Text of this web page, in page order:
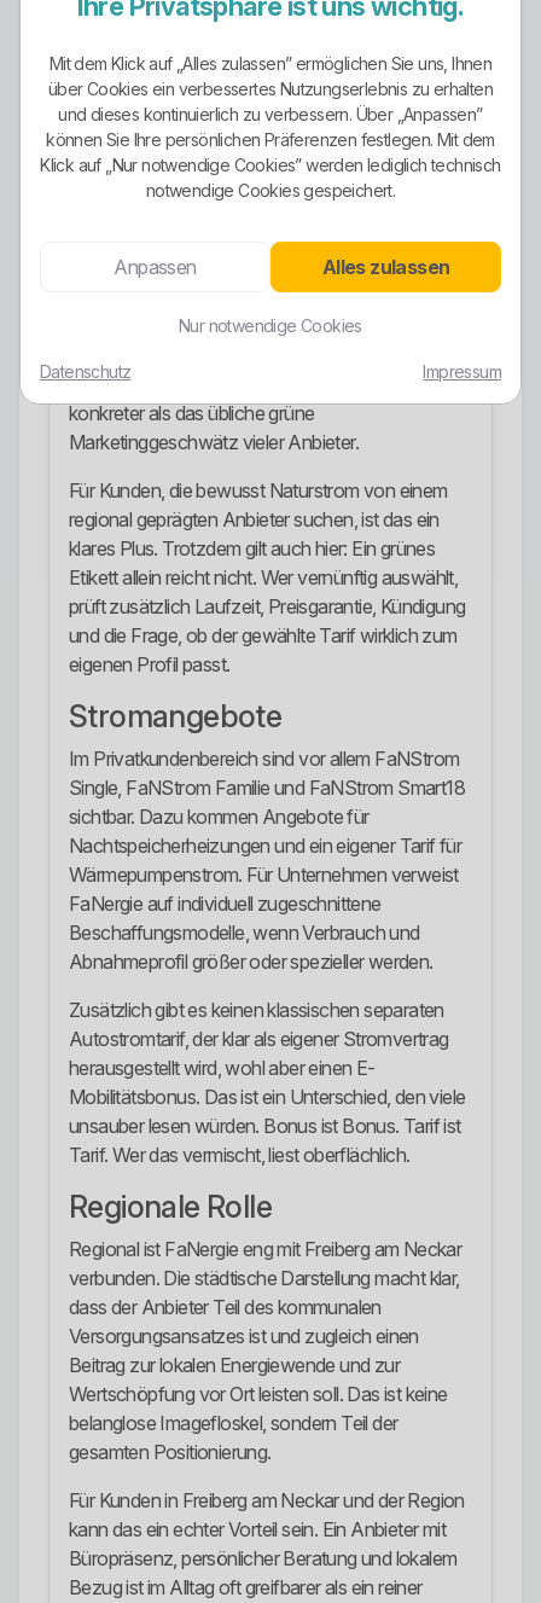
Genau hier liegt aber auch der kritische Punkt:
Mehr Tarifnamen bedeuten nicht automatisch
besseren Einkauf. Wer nicht sauber prüft, welcher
Tarif wirklich zum eigenen Verbrauch passt, wählt
schnell den falschen Vertrag aus Bequemlichkeit.
Ökostrom-Ausrichtung
Die Ökostrom-Ausrichtung ist einer der stärkeren
Punkte dieses Anbieters. FaNergie bewirbt
FaNStrom ausdrücklich als 100 Prozent
Wasserkraft und damit als reinen Naturstrom.
als reines Naturproduktportfolio. Das ist deutlich
konkreter als das übliche grüne
Marketinggeschwätz vieler Anbieter.
Für Kunden, die bewusst Naturstrom von einem
regional geprägten Anbieter suchen, ist das ein
klares Plus. Trotzdem gilt auch hier: Ein grünes
Etikett allein reicht nicht. Wer vernünftig auswählt,
prüft zusätzlich Laufzeit, Preisgarantie, Kündigung
und die Frage, ob der gewählte Tarif wirklich zum
eigenen Profil passt.
Stromangebote
Im Privatkundenbereich sind vor allem FaNStrom
Single, FaNStrom Familie und FaNStrom Smart18
sichtbar. Dazu kommen Angebote für
Nachtspeicherheizungen und ein eigener Tarif für
Wärmepumpenstrom. Für Unternehmen verweist
FaNergie auf individuell zugeschnittene
Beschaffungsmodelle, wenn Verbrauch und
Abnahmeprofil größer oder spezieller werden.
Zusätzlich gibt es keinen klassischen separaten
Autostromtarif, der klar als eigener Stromvertrag
herausgestellt wird, wohl aber einen E-
Mobilitätsbonus. Das ist ein Unterschied, den viele
unsauber lesen würden. Bonus ist Bonus. Tarif ist
Tarif. Wer das vermischt, liest oberflächlich.
Regionale Rolle
Regional ist FaNergie eng mit Freiberg am Neckar
verbunden. Die städtische Darstellung macht klar,
dass der Anbieter Teil des kommunalen
Versorgungsansatzes ist und zugleich einen
Beitrag zur lokalen Energiewende und zur
Wertschöpfung vor Ort leisten soll. Das ist keine
belanglose Imagefloskel, sondern Teil der
gesamten Positionierung.
Für Kunden in Freiberg am Neckar und der Region
kann das ein echter Vorteil sein. Ein Anbieter mit
Büropräsenz, persönlicher Beratung und lokalem
Bezug ist im Alltag oft greifbarer als ein reiner
Mit dem Klick auf „Alles zulassen” ermöglichen Sie uns, Ihnen
über Cookies ein verbessertes Nutzungserlebnis zu erhalten
und dieses kontinuierlich zu verbessern. Über „Anpassen”
können Sie Ihre persönlichen Präferenzen festlegen. Mit dem
Klick auf „Nur notwendige Cookies” werden lediglich technisch
notwendige Cookies gespeichert.
Anpassen Alles zulassen
Nur notwendige Cookies
Datenschutz Impressum